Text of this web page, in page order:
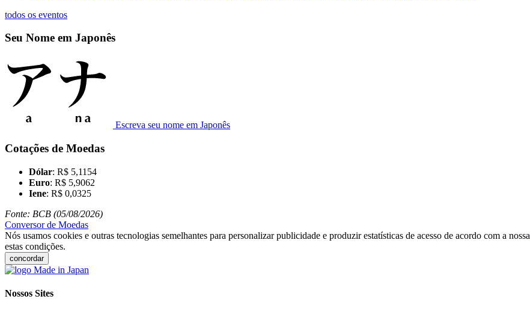
todos os eventos
Seu Nome em Japonês
Escreva seu nome em Japonês
Cotações de Moedas
Dólar: R$ 5,1154
Euro: R$ 5,9062
Iene: R$ 0,0325
Fonte: BCB (05/08/2026)
Conversor de Moedas
Nós usamos cookies e outras tecnologias semelhantes para personalizar publicidade e produzir estatísticas de acesso de acordo com a nossa
estas condições.
concordar
Nossos Sites